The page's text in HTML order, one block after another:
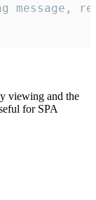
message,
viewing and the
for SPA